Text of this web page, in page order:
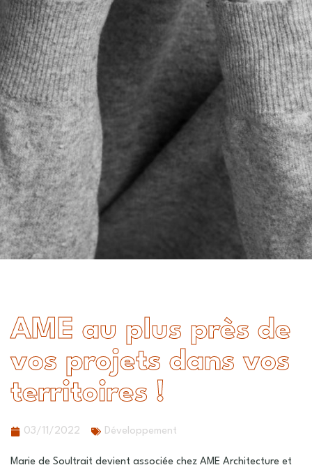
AME au plus près de
vos projets dans vos
territoires !
03/11/2022 Développement
Marie de Soultrait devient associée chez AME Architecture et